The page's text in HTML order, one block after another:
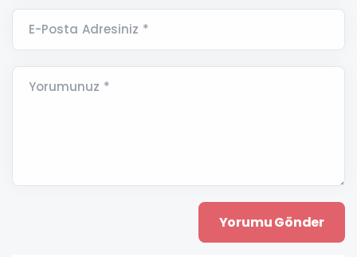
E-Posta Adresiniz *
Yorumunuz *